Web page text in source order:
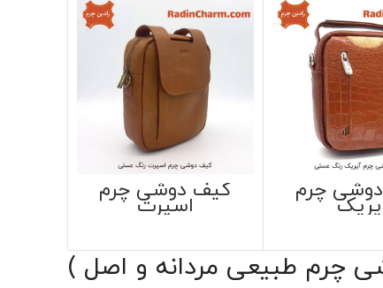
چرم کیف دوشی چرم
اسپرت
چرم طبیعی مردانه و اصل )